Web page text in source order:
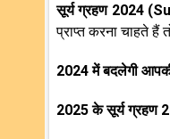
सूर्य ग्रहण 2024
प्राप्त करना चाहते
2024 में बदलेगी
2025 के सूर्य ग्रहण